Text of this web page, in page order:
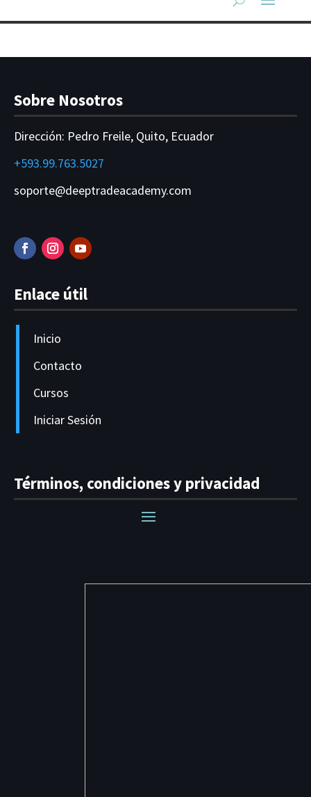
Sobre Nosotros
Dirección: Pedro Freile, Quito, Ecuador
+593.99.763.5027
soporte@deeptradeacademy.com
Enlace útil
Inicio
Contacto
Cursos
Iniciar Sesión
Términos, condiciones y privacidad